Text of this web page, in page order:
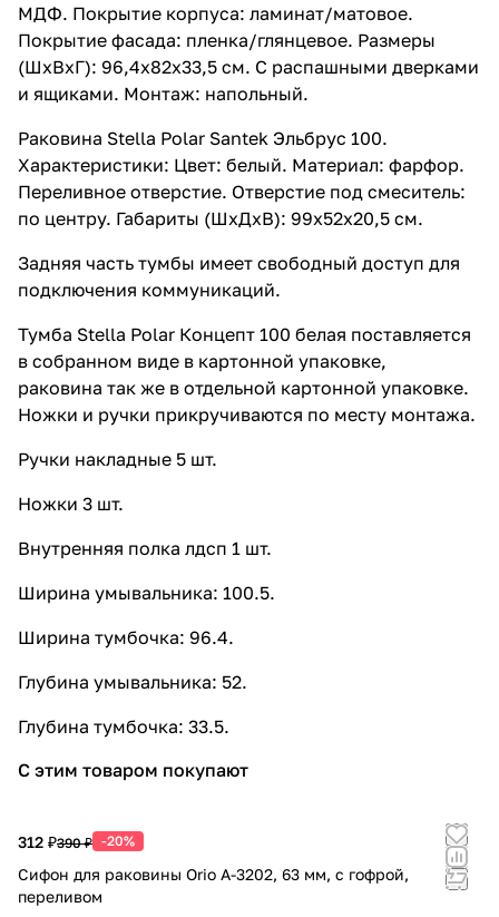
МДФ. Покрытие корпуса: ламинат/матовое.
Покрытие фасада: пленка/глянцевое. Размеры
(ШхВхГ): 96,4х82х33,5 см. С распашными дверками
и ящиками. Монтаж: напольный.
Раковина Stella Polar Santek Эльбрус 100.
Характеристики: Цвет: белый. Материал: фарфор.
Переливное отверстие. Отверстие под смеситель:
по центру. Габариты (ШхДхВ): 99х52х20,5 см.
Задняя часть тумбы имеет свободный доступ для
подключения коммуникаций.
Тумба Stella Polar Концепт 100 белая поставляется
в собранном виде в картонной упаковке,
раковина так же в отдельной картонной упаковке.
Ножки и ручки прикручиваются по месту монтажа.
Ручки накладные 5 шт.
Ножки 3 шт.
Внутренняя полка лдсп 1 шт.
Ширина умывальника: 100.5.
Ширина тумбочка: 96.4.
Глубина умывальника: 52.
Глубина тумбочка: 33.5.
С этим товаром покупают
312 ₽390 ₽ -20%
Сифон для раковины Orio А-3202, 63 мм, с гофрой,
переливом